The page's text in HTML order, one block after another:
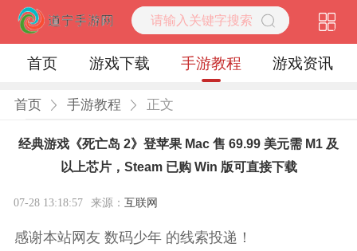
首页 游戏下载 手游教程 游戏资讯
首页 手游教程 正文
经典游戏《死亡岛 2》登苹果 Mac 售 69.99 美元需 M1 及
以上芯片，Steam 已购 Win 版可直接下载
07-28 13:18:57 来源： 互联网
感谢本站网友 数码少年 的线索投递！